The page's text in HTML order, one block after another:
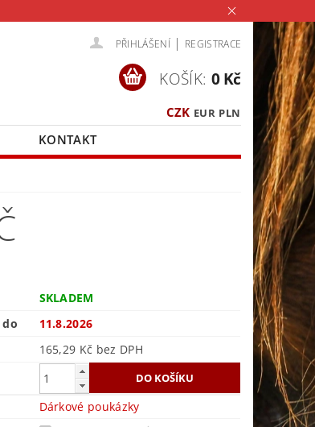
PŘIHLÁŠENÍ | REGISTRACE
CZK EUR PLN
KOŠÍK: 0 Kč
KONTAKT
SKLADEM
11.8.2026
165,29 Kč bez DPH
Dárkové poukázky